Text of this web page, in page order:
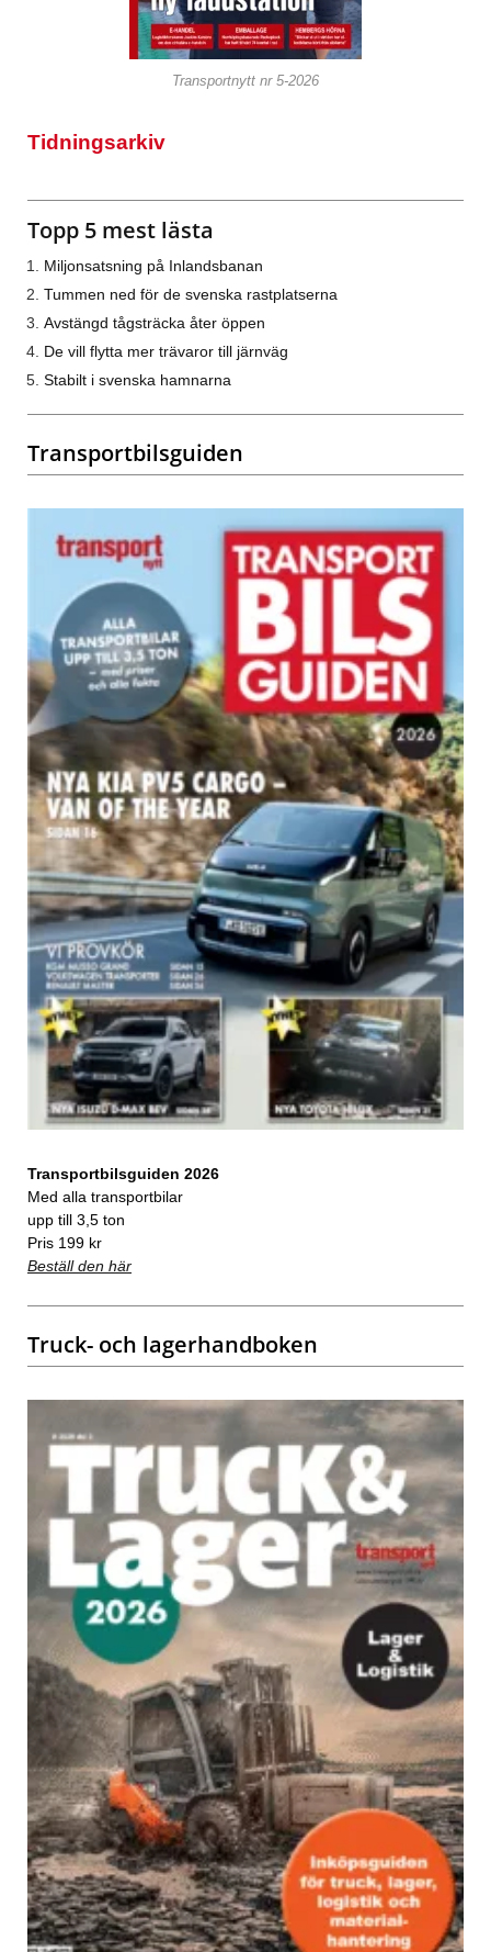
Transportnytt nr 5-2026
Tidningsarkiv
Topp 5 mest lästa
Miljonsatsning på Inlandsbanan
Tummen ned för de svenska rastplatserna
Avstängd tågsträcka åter öppen
De vill flytta mer trävaror till järnväg
Stabilt i svenska hamnarna
Transportbilsguiden
Transportbilsguiden 2026
Med alla transportbilar
upp till 3,5 ton
Pris 199 kr
Beställ den här
Truck- och lagerhandboken